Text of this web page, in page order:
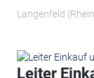
Langenfeld
Leiter